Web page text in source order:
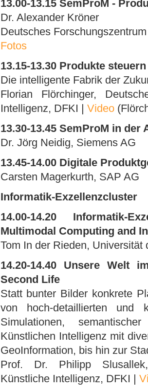
13.00-13.15 SemProM -
Dr. Alexander Kröner
Deutsches
Fotos
13.15-13.30 Produkte
Die intelligente Fabrik der
Florian Flörchinger,
Intelligenz, DFKI | Video
13.30-13.45 SemProM in der
Dr. Jörg Neidig, Siemens AG
13.45-14.00 Digitale
Carsten Magerkurth, SAP AG
Informatik-Exzellenzcluster
14.00-14.20 Informatik-
Multimodal Computing and
Tom In der Rieden,
14.20-14.40 Unsere Welt
Second Life
Statt bunter Bilder konkrete
von hoch-detaillierten und
Simulationen,
Künstlichen Intelligenz mit
GeoInformation, bis hin zur
Prof. Dr. Philipp
Künstliche Intelligenz, DFKI |